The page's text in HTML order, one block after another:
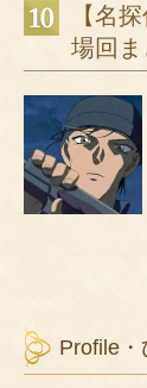
【名
場回ま
Profile・